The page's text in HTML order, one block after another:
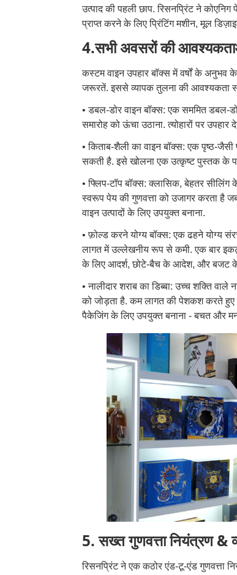
उत्पाद की पहली छाप. रिसनप्रिंट ने
प्राप्त करने के लिए प्रिंटिंग मशीन, मूल
4.सभी अवसरों की
कस्टम वाइन उपहार बॉक्स में वर्षों के अनुभव
जरूरतें. इससे व्यापक तुलना की आवश्यकता
• डबल-डोर वाइन बॉक्स: एक सममित डबल-
समारोह को ऊंचा उठाना. त्योहारों पर
• किताब-शैली का वाइन बॉक्स: एक पृष्ठ-जैसी
सकती है. इसे खोलना एक उत्कृष्ट पुस्तक के
• फ्लिप-टॉप बॉक्स: क्लासिक, बेहतर
स्वरूप पेय की गुणवत्ता को उजागर करता है
वाइन उत्पादों के लिए उपयुक्त बनाना.
• फ़ोल्ड करने योग्य बॉक्स: एक ढहने योग्य
लागत में उल्लेखनीय रूप से कमी. एक बार
के लिए आदर्श, छोटे-बैच के आदेश, और बजट
• नालीदार शराब का डिब्बा: उच्च शक्ति
को जोड़ता है. कम लागत की पेशकश करते हुए
पैकेजिंग के लिए उपयुक्त बनाना - बचत और मन
5. सख्त गुणवत्ता नियंत्रण &
रिसनप्रिंट ने एक कठोर एंड-टू-एंड गुणवत्ता